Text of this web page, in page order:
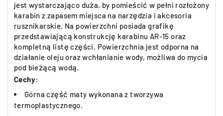
jest wystarczająco duża, by pomieścić w pełni rozłożony
karabin z zapasem miejsca na narzędzia i akcesoria
rusznikarskie. Na powierzchni posiada grafikę
przedstawiającą konstrukcję karabinu AR-15 oraz
kompletną listę części. Powierzchnia jest odporna na
działanie oleju oraz wchłanianie wody, możliwa do mycia
pod bieżącą wodą.
Cechy:
Górna część maty wykonana z tworzywa
termoplastycznego.